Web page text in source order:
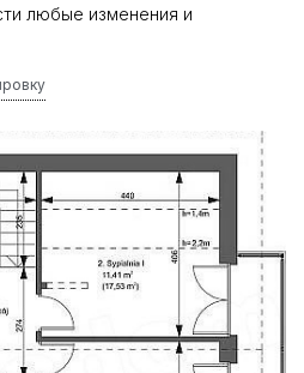
любые изменения и